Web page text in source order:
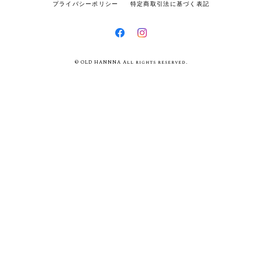
プライバシーポリシー 特定商取引法に基づく表記
© OLD HANNNA All rights reserved.